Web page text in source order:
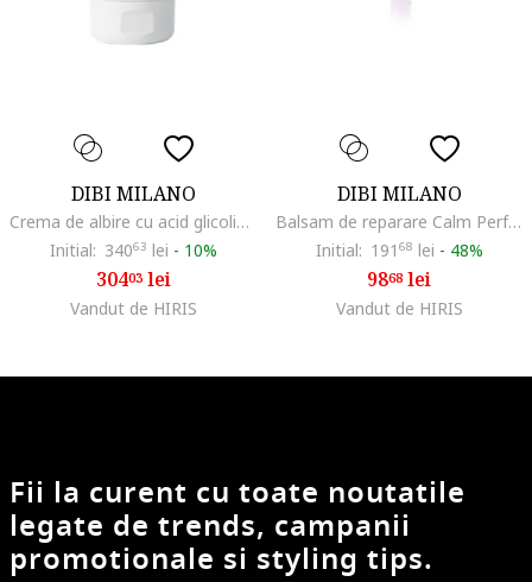
DIBI MILANO
Crema de albire cu acid glicolic White Science Finishing Cream with Glycolic Acid, 150 ml
Initial: 34063 lei - 10%
30403lei
Vandut de HIRIS
DIBI MILANO
Balsam de reparare Calm Perfection Repair Boost Balm, 20 ml
Initial: 191 68 lei - 48%
9868 lei
Vandut de HIRIS
Fii la curent cu toate noutatile
legate de trends, campanii
promotionale si styling tips.